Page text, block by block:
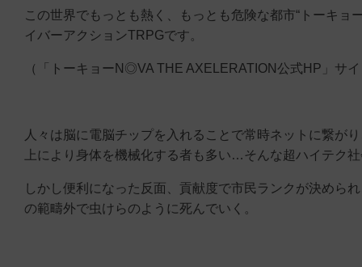
この世界でもっとも熱く、もっとも危険な都市“トーキョ
イバーアクションTRPGです。
（「トーキョーN◎VA THE AXELERATION公式HP」サ
人々は脳に電脳チップを入れることで常時ネットに繋が
上により身体を機械化する者も多い…そんな超ハイテク
しかし便利になった反面、貢献度で市民ランクが決めら
の範疇外で虫けらのように死んでいく。